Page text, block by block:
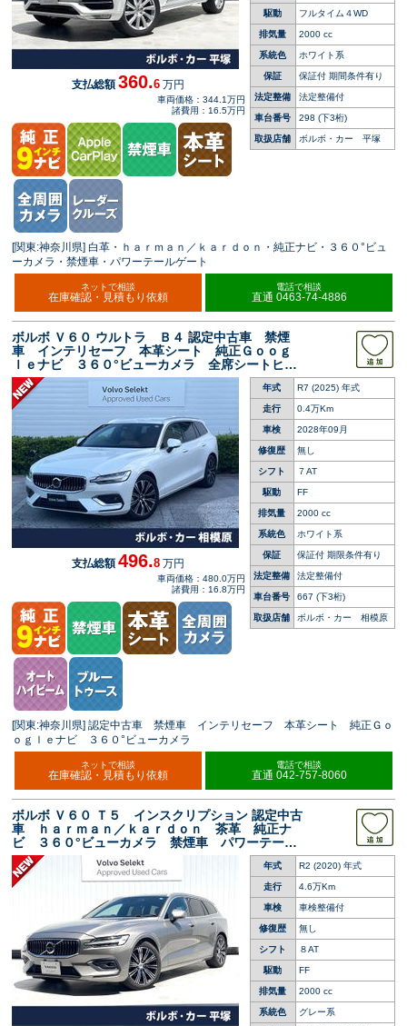
駆動 フルタイム４WD
排気量 2000 cc
系統色 ホワイト系
保証 保証付 期間条件有り
法定整備 法定整備付
車台番号 298 (下3桁)
取扱店舗 ボルボ・カー 平塚
支払総額360.6 万円
車両価格：344.1万円
諸費用：16.5万円
[関東:神奈川県] 白革・ｈａｒｍａｎ／ｋａｒｄｏｎ・純正ナビ・３６０°ビュ
ーカメラ・禁煙車・パワーテールゲート
ネットで相談
在庫確認・見積もり依頼
電話で相談
直通 0463-74-4886
ボルボ Ｖ６０ ウルトラ Ｂ４ 認定中古車 禁煙
車 インテリセーフ 本革シート 純正Ｇｏｏｇ
ｌｅナビ ３６０°ビューカメラ 全席シートヒー
ター ステアリングヒーター メモリーシート
ＡｐｐｌｅＣａｒＰｌａｙ Ｂｌｕｅｔｏｏｔｈ
年式 R7 (2025) 年式
走行 0.4万Km
車検 2028年09月
修復歴 無し
シフト ７AT
駆動 FF
排気量 2000 cc
系統色 ホワイト系
保証 保証付 期限条件有り
法定整備 法定整備付
車台番号 667 (下3桁)
取扱店舗 ボルボ・カー 相模原
支払総額496.8 万円
車両価格：480.0万円
諸費用：16.8万円
[関東:神奈川県] 認定中古車 禁煙車 インテリセーフ 本革シート 純正Ｇｏ
ｏｇｌｅナビ ３６０°ビューカメラ
ネットで相談
在庫確認・見積もり依頼
電話で相談
直通 042-757-8060
ボルボ Ｖ６０ Ｔ５ インスクリプション 認定中古
車 ｈａｒｍａｎ／ｋａｒｄｏｎ 茶革 純正ナ
ビ ３６０°ビューカメラ 禁煙車 パワーテール
ゲート メモリー機能付きパワーシート シート
ヒーター Ｂｌｕｅｔｏｏｔｈ ＥＴＣ ルーフ
レール
年式 R2 (2020) 年式
走行 4.6万Km
車検 車検整備付
修復歴 無し
シフト ８AT
駆動 FF
排気量 2000 cc
系統色 グレー系